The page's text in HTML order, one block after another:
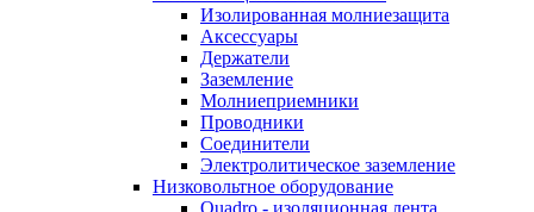
Изолированная молниезащита
Аксессуары
Держатели
Заземление
Молниеприемники
Проводники
Соединители
Электролитическое заземление
Низковольтное оборудование
Quadro - изоляционная лента